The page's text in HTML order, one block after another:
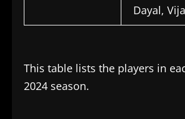
Dayal,
This table lists the players in
2024 season.